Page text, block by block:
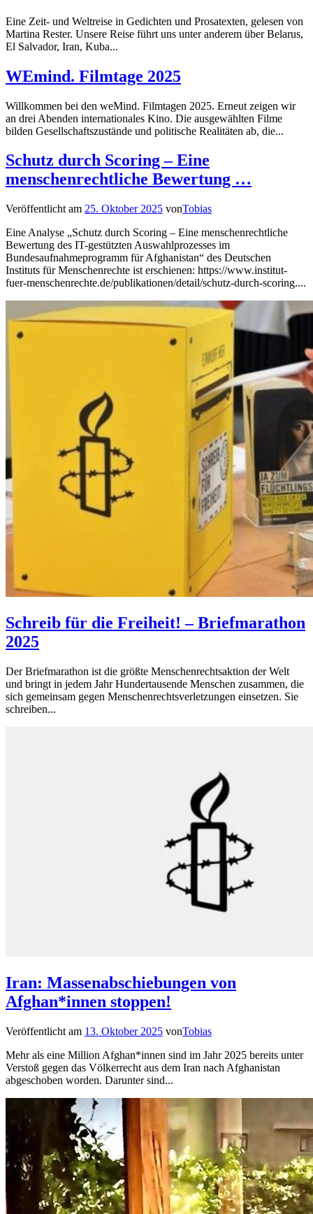
Eine Zeit- und Weltreise in Gedichten und Prosatexten, gelesen von
Martina Rester. Unsere Reise führt uns unter anderem über Belarus,
El Salvador, Iran, Kuba...
WEmind. Filmtage 2025
Willkommen bei den weMind. Filmtagen 2025. Erneut zeigen wir
an drei Abenden internationales Kino. Die ausgewählten Filme
bilden Gesellschaftszustände und politische Realitäten ab, die...
Schutz durch Scoring – Eine
menschenrechtliche Bewertung …
Veröffentlicht am 25. Oktober 2025 vonTobias
Eine Analyse „Schutz durch Scoring – Eine menschenrechtliche
Bewertung des IT-gestützten Auswahlprozesses im
Bundesaufnahmeprogramm für Afghanistan“ des Deutschen
Instituts für Menschenrechte ist erschienen: https://www.institut-
fuer-menschenrechte.de/publikationen/detail/schutz-durch-scoring....
Schreib für die Freiheit! – Briefmarathon
2025
Der Briefmarathon ist die größte Menschenrechtsaktion der Welt
und bringt in jedem Jahr Hundertausende Menschen zusammen, die
sich gemeinsam gegen Menschenrechtsverletzungen einsetzen. Sie
schreiben...
Iran: Massenabschiebungen von
Afghan*innen stoppen!
Veröffentlicht am 13. Oktober 2025 vonTobias
Mehr als eine Million Afghan*innen sind im Jahr 2025 bereits unter
Verstoß gegen das Völkerrecht aus dem Iran nach Afghanistan
abgeschoben worden. Darunter sind...